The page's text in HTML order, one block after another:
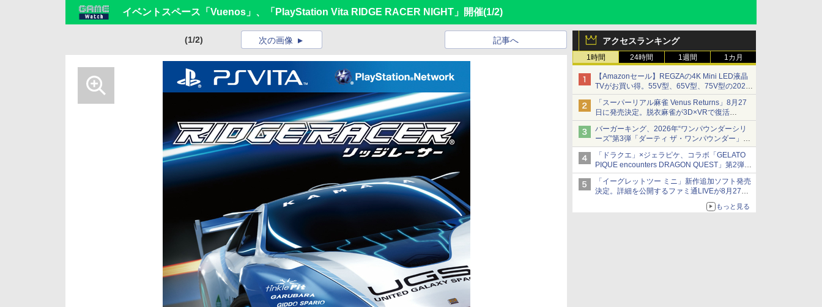
イベントスペース「Vuenos」、「PlayStation Vita RIDGE RACER NIGHT」開催(1/2)
アクセスランキング
1時間 24時間 1週間 1カ月
【Amazonセール】REGZAの4K Mini LED液晶
TVがお買い得。55V型、65V型、75V型の2026
年モデルがラインナップ
「スーパーリアル麻雀 Venus Returns」8月27
日に発売決定。脱衣麻雀が3D×VRで復活
発売から2週間は20%オフになるセールが実施
バーガーキング、2026年“ワンパウンダーシリ
ーズ”第3弾「ダーティ ザ・ワンパウンダー」を
8月7日発売
「特製ガーリックマヨソース」を使用した超大
型チーズバーガー
「ドラクエ」×ジェラピケ、コラボ「GELATO
PIQUE encounters DRAGON QUEST」第2弾が
本日発売
アイスカップに入ったスライムやわたぼう、ベ
ビーサタンなどがオリジナルアートで登場
「イーグレットツー ミニ」新作追加ソフト発売
決定。詳細を公開するファミ通LIVEが8月27日
もっと見る
(1/2) 記事へ
次の画像